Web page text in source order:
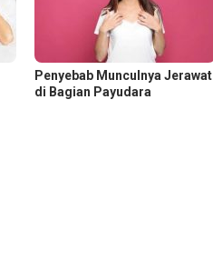
Penyebab Munculnya Jerawat
di Bagian Payudara